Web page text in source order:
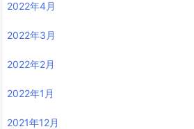
2022年4月
2022年3月
2022年2月
2022年1月
2021年12月